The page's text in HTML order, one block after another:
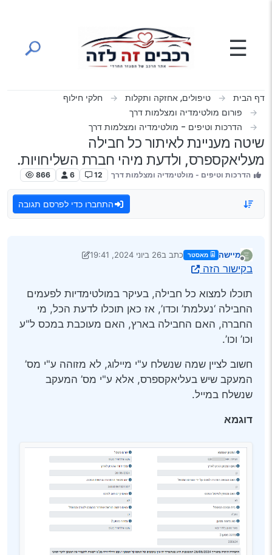
☰
דף הבית טיפולים, אחזקה ותקלות
חלקי חילוף
פורום מולטימדיה ומצלמות דרך
הדרכות וטיפים - מולטימדיה ומצלמות דרך
שיטה מעניינת לאיתור כל חבילה
מעליאקספרס, ולדעת מיהי חברת השליחויות.
הדרכות וטיפים - מולטימדיה ומצלמות דרך 12
6
866
התחברו כדי לפרסם תגובה
מיישה מאסטר כתב ב26 ביוני 2024, 19:41
נערך לאחרונה על ידי מיישה
בקישור הזה
תוכלו למצוא כל חבילה, בעיקר במולטימדיות לפעמים
החבילה ‘נעלמת’ וכדו’, אז כאן תוכלו לדעת הכל, מי
החברה, האם החבילה בארץ, האם מעוכבת במכס ל"ע
וכו’ וכו’.
חשוב לציין שמה שנשלח ע"י מיילוג, לא מזוהה ע"י מס’
המעקב שיש בעליאקספרס, אלא ע"י מס’ המעקב
שנשלח במייל.
דוגמא